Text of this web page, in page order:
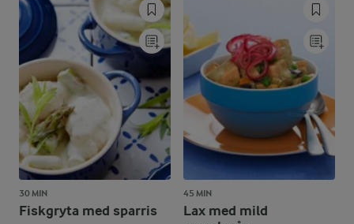
30 MIN
Fiskgryta med sparris
45 MIN
Lax med mild